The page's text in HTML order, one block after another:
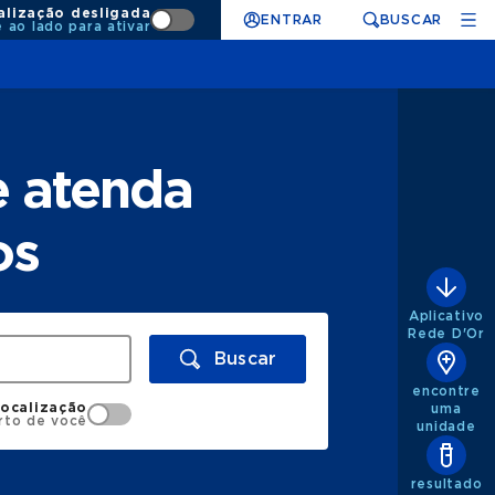
desligada
ao lado para ativar
ENTRAR BUSCAR
atenda
Buscar
de você
Aplicativo
Rede D'Or
encontre
uma
unidade
resultado